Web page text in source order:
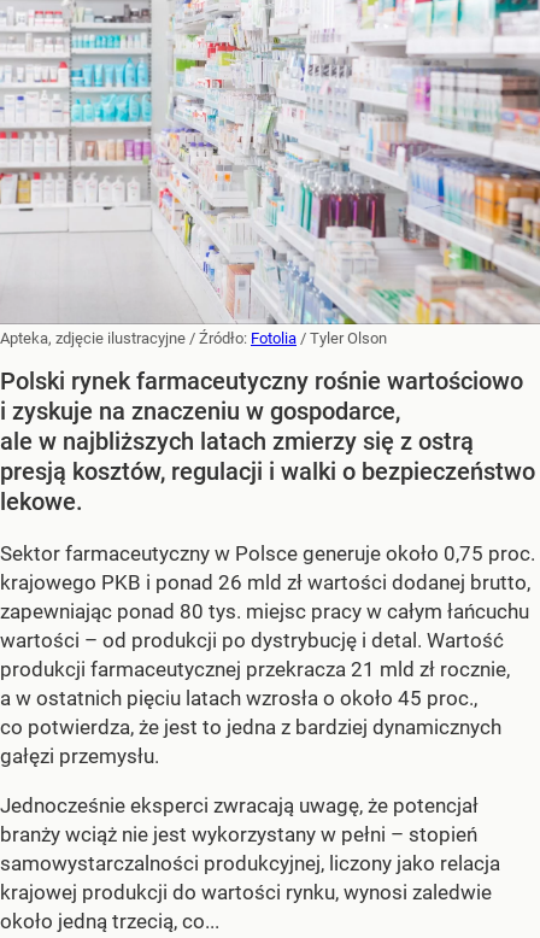
Apteka, zdjęcie ilustracyjne / Źródło: Fotolia / Tyler Olson
Polski rynek farmaceutyczny rośnie wartościowo
i zyskuje na znaczeniu w gospodarce,
ale w najbliższych latach zmierzy się z ostrą
presją kosztów, regulacji i walki o bezpieczeństwo
lekowe.
Sektor farmaceutyczny w Polsce generuje około 0,75 proc.
krajowego PKB i ponad 26 mld zł wartości dodanej brutto,
zapewniając ponad 80 tys. miejsc pracy w całym łańcuchu
wartości – od produkcji po dystrybucję i detal. Wartość
produkcji farmaceutycznej przekracza 21 mld zł rocznie,
a w ostatnich pięciu latach wzrosła o około 45 proc.,
co potwierdza, że jest to jedna z bardziej dynamicznych
gałęzi przemysłu.
Jednocześnie eksperci zwracają uwagę, że potencjał
branży wciąż nie jest wykorzystany w pełni – stopień
samowystarczalności produkcyjnej, liczony jako relacja
krajowej produkcji do wartości rynku, wynosi zaledwie
około jedną trzecią, co...